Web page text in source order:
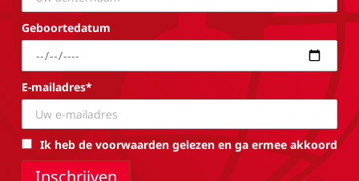
Geboortedatum
E-mailadres*
Ik heb de voorwaarden gelezen en ga ermee akkoord